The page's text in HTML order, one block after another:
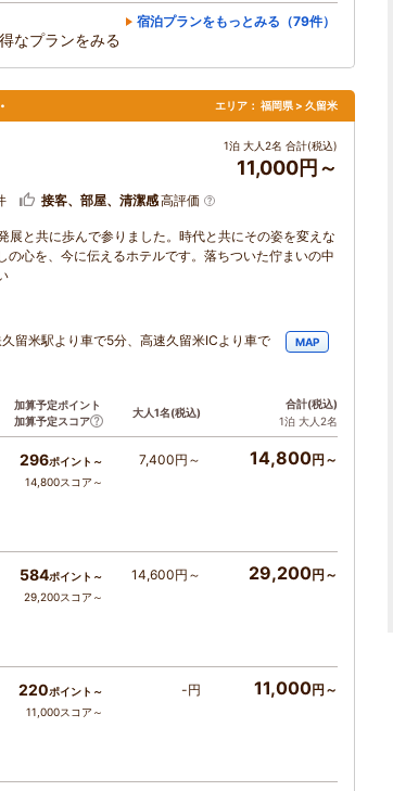
宿泊プランをもっとみる（79件）
なプランをみる
エリア： 福岡県 > 久留米
1泊 大人2名 合計(税込)
11,000円～
接客、部屋、清潔感高評価
展と共に歩んで参りました。時代と共にその姿を変えな
の心を、今に伝えるホテルです。落ちついた佇まいの中
留米駅より車で5分、高速久留米ICより車で
MAP
加算予定ポイント
加算予定スコア
大人1名(税込)
合計(税込)
1泊 大人2名
296ポイント～
14,800スコア～
7,400円～ 14,800円～
584ポイント～
29,200スコア～
14,600円～ 29,200円～
220ポイント～
11,000スコア～
-円 11,000円～